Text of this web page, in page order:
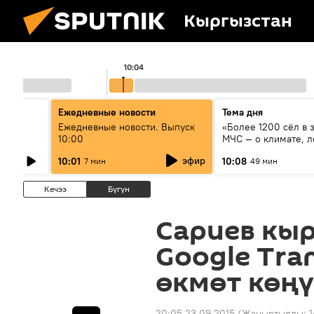
Кыргызстан
10:04
Ежедневные новости
Ежедневные новости. Выпуск
10:00
10:01 7 мин эфир
Тема дня
«Более 1200 сёл в
МЧС — о климате,
населения
10:08 49 мин
Кечээ Бүгүн
Сариев
Google
өкмөт